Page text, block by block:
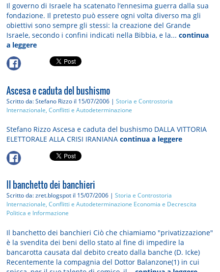
Il governo di Israele ha scatenato l’ennesima guerra dalla sua
fondazione. Il pretesto può essere ogni volta diverso ma gli
obiettivi sono sempre gli stessi: la creazione del Grande
Israele, secondo i confini indicati nella Bibbia, e la...continua
a leggere
Ascesa e caduta del bushismo
Scritto da: Stefano Rizzo il 15/07/2006 |Storia e Controstoria
Internazionale, Conflitti e Autodeterminazione
Stefano Rizzo Ascesa e caduta del bushismo DALLA VITTORIA
ELETTORALE ALLA CRISI IRANIANAcontinua a leggere
Il banchetto dei banchieri
Scritto da: zret.blogspot il 15/07/2006 |Storia e Controstoria
Internazionale, Conflitti e Autodeterminazione Economia e Decrescita
Politica e Informazione
Il banchetto dei banchieri Ciò che chiamiamo "privatizzazione"
è la svendita dei beni dello stato al fine di impedire la
bancarotta causata dal debito creato dalla banche (D. Icke)
Recentemente la compagnia del Dottor Balanzone(1) in cui